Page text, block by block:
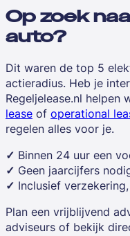
Op zoek
auto?
Dit waren de top 5
actieradius. Heb je
Regeljelease.nl helpen
lease of operational
regelen alles voor je.
✓ Binnen 24 uur een
✓ Geen jaarcijfers
✓ Inclusief
Plan een vrijblijvend
adviseurs of bekijk